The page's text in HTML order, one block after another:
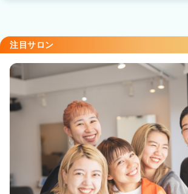
【完全個室サロン】Eleanor
注目サロン